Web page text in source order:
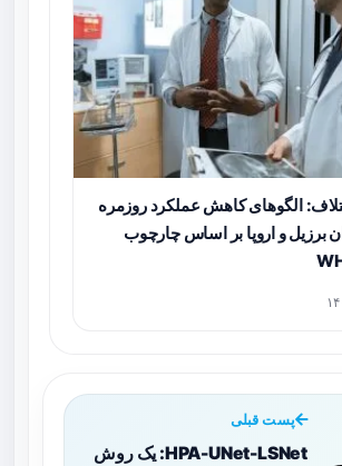
الگوهای کاهش عملکرد روزمره
برزیل و اروپا بر اساس چارچوب
پست قبلی
HPA-UNet-LSNet: یک روش